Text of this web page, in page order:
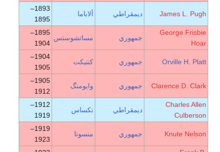
James L. Pugh ديمقراطي ألاباما
1893–
1895
George Frisbie
Hoar
جمهوري مساتشوستس
1895–
1904
Orville H. Platt جمهوري كنتيكت
1904–
1905
Clarence D. Clark جمهوري وايومنگ
1905–
1912
Charles Allen
Culberson
ديمقراطي تكساس
1912–
1919
Knute Nelson جمهوري منسوتا
1919–
1923